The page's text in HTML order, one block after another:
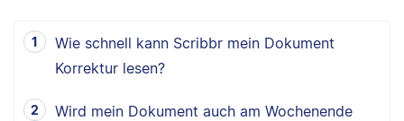
Wie schnell kann Scribbr mein Dokument
Korrektur lesen?
Wird mein Dokument auch am Wochenende